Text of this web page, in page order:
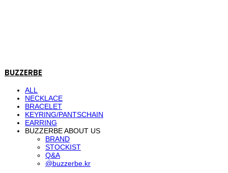
BUZZERBE
ALL
NECKLACE
BRACELET
KEYRING/PANTSCHAIN
EARRING
BUZZERBE ABOUT US
BRAND
STOCKIST
Q&A
@buzzerbe.kr